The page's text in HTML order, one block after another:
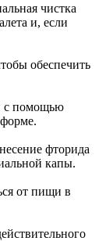
чистка
и, если
обеспечить
с помощью
фторида
капы.
от пищи в